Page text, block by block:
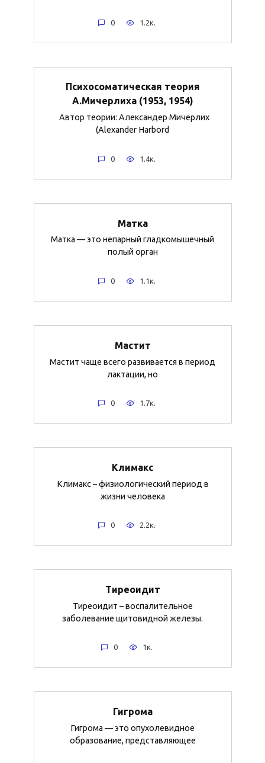
0 1.2к.
Психосоматическая теория
А.Мичерлиха (1953, 1954)
Автор теории: Александер Мичерлих
(Alexander Harbord
0 1.4к.
Матка
Матка — это непарный гладкомышечный
полый орган
0 1.1к.
Мастит
Мастит чаще всего развивается в период
лактации, но
0 1.7к.
Климакс
Климакс – физиологический период в
жизни человека
0 2.2к.
Тиреоидит
Тиреоидит – воспалительное
заболевание щитовидной железы.
0 1к.
Гигрома
Гигрома — это опухолевидное
образование, представляющее